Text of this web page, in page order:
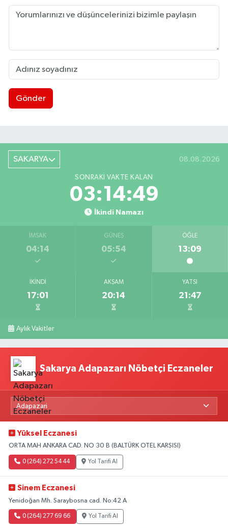
Gönder
SAKARYA 08.08.2026
SONRAKI VAKTE KALAN
03:14:48
İkindi Namazı
İMSAK
04:14
GÜNEŞ
05:54
ÖĞLE
13:09
İKINDI
17:01
AKŞAM
20:14
YATSI
21:47
Aylık Vakitler
Sakarya Adapazarı Nöbetçi Eczaneler
Yüksel Eczanesi
ORTA MAH ANKARA CAD. NO 30 B (BALTÜRK OTEL KARŞISI)
0 (264) 272 54 44 Yol Tarifi Al
Sinem Eczanesi
Yenidoğan Mh. Saraybosna cad. No:42 A
0 (264) 277 69 66 Yol Tarifi Al